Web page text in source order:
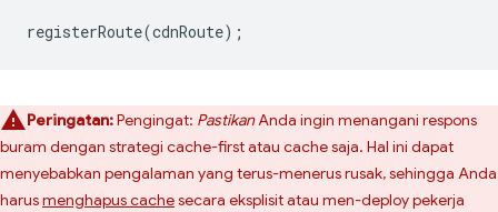
registerRoute(cdnRoute);
Peringatan:Pengingat: PastikanAnda ingin menangani respons
buram dengan strategi cache-first atau cache saja. Hal ini dapat
menyebabkan pengalaman yang terus-menerus rusak, sehingga Anda
harusmenghapus cachesecara eksplisit atau men-deploy pekerja